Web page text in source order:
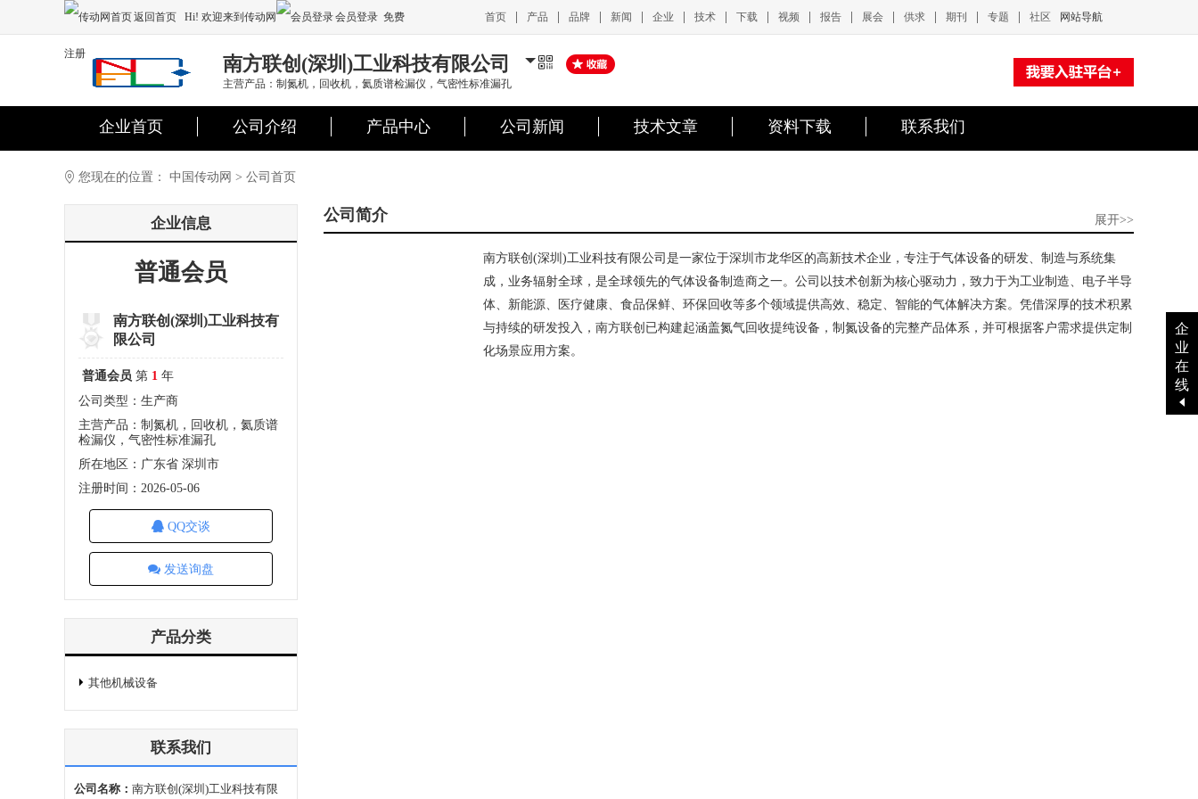
返回首页 Hi! 欢迎来到传动网 会员登录 免费
注册
首页 产品 品牌 新闻 企业 技术 下载 视频 报告 展会 供求 期刊 专题 社区 网站导航
南方联创(深圳)工业科技有限公司
主营产品：制氮机，回收机，氦质谱检漏仪，气密性标准漏孔
企业首页 公司介绍 产品中心 公司新闻 技术文章 资料下载 联系我们
您现在的位置： 中国传动网 > 公司首页
企业信息
普通会员
南方联创(深圳)工业科技有
限公司
普通会员 第 1 年
公司类型：生产商
主营产品：制氮机，回收机，氦质谱
检漏仪，气密性标准漏孔
所在地区：广东省 深圳市
注册时间：2026-05-06
QQ交谈
发送询盘
产品分类
其他机械设备
联系我们
公司名称： 南方联创(深圳)工业科技有限
公司简介 展开>>
南方联创(深圳)工业科技有限公司是一家位于深圳市龙华区的高新技术企业，专注于气体设备的研发、制造与系统集
成，业务辐射全球，是全球领先的气体设备制造商之一。公司以技术创新为核心驱动力，致力于为工业制造、电子半导
体、新能源、医疗健康、食品保鲜、环保回收等多个领域提供高效、稳定、智能的气体解决方案。凭借深厚的技术积累
与持续的研发投入，南方联创已构建起涵盖氮气回收提纯设备，制氮设备的完整产品体系，并可根据客户需求提供定制
化场景应用方案。
企
业
在
线